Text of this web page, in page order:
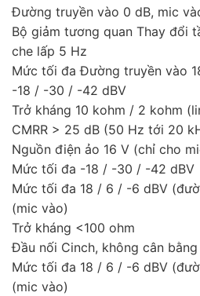
Đường truyền vào 0 dB, mic
Bộ giảm tương quan Thay đổi
che lấp 5 Hz
Mức tối đa Đường truyền vào
-18 / -30 / -42 dBV
Trở kháng 10 kohm / 2 kohm
CMRR > 25 dB (50 Hz tới 20
Nguồn điện ảo 16 V (chỉ cho
Mức tối đa -18 / -30 / -42 dBV
Mức tối đa 18 / 6 / -6 dBV
(mic vào)
Trở kháng <100 ohm
Đầu nối Cinch, không cân bằng
Mức tối đa 18 / 6 / -6 dBV
(mic vào)